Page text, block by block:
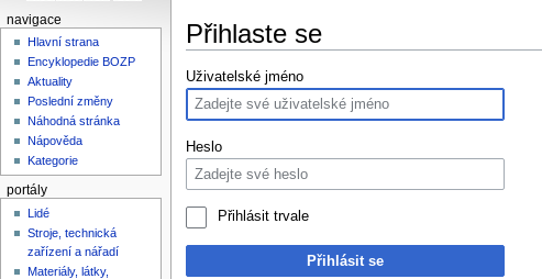
Přihlaste se
Skočit
na
navigaci
Skočit
na
vyhledávání
Uživatelské jméno
Heslo
Přihlásit trvale
Přihlásit se
navigace
Hlavní strana
Encyklopedie BOZP
Aktuality
Poslední změny
Náhodná stránka
Nápověda
Kategorie
portály
Lidé
Stroje, technická
zařízení a nářadí
Materiály, látky,